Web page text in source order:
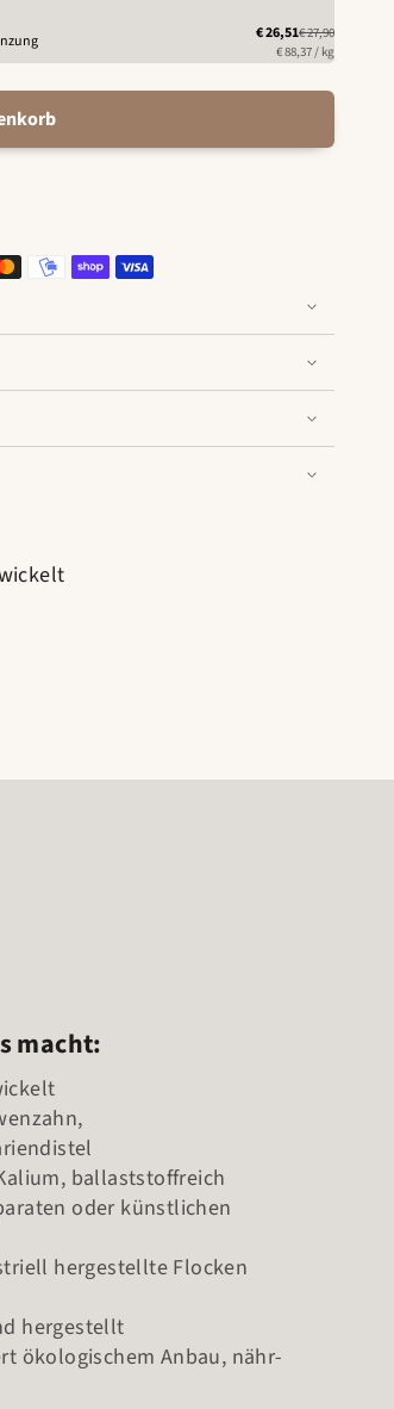
€ 26,51€ 27,90
€ 88,37/ kg
macht:
ballaststoffreich
oder künstlichen
hergestellte Flocken
hergestellt
ökologischem Anbau, nähr-